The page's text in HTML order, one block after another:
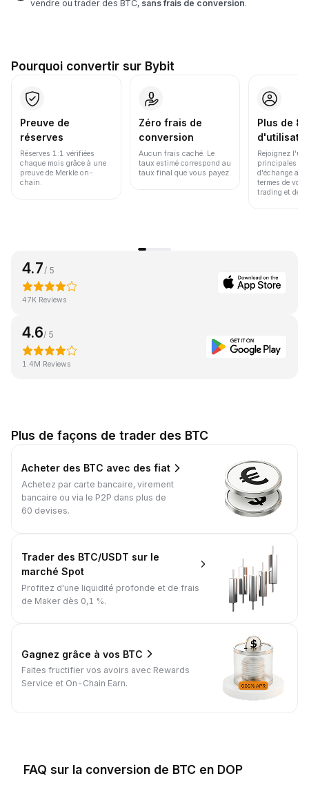
vendre ou trader des BTC, sans frais de conversion.
Pourquoi convertir sur Bybit
Preuve de
réserves
Réserves 1:1 vérifiées
chaque mois grâce à une
preuve de Merkle on-
chain.
Zéro frais de
conversion
Aucun frais caché. Le
taux estimé correspond au
taux final que vous payez.
Plus de
Rejoignez
principales
d'échange au
termes de
trading et de
4.7/ 5
47K Reviews
4.6/ 5
1.4M Reviews
Plus de façons de trader des BTC
Acheter des BTC avec des fiat
Achetez par carte bancaire, virement
bancaire ou via le P2P dans plus de
60 devises.
Trader des BTC/USDT sur le
marché Spot
Profitez d'une liquidité profonde et de frais
de Maker dès 0,1 %.
Gagnez grâce à vos BTC
Faites fructifier vos avoirs avec Rewards
Service et On-Chain Earn.
FAQ sur la conversion de BTC en DOP